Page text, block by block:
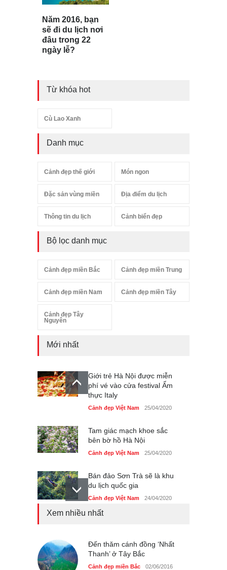
Năm 2016, bạn
sẽ đi du lịch nơi
đâu trong 22
ngày lễ?
Từ khóa hot
Cù Lao Xanh
Danh mục
Cảnh đẹp thế giới Món ngon
Đặc sản vùng miền Địa điểm du lịch
Thông tin du lịch Cảnh biển đẹp
Bộ lọc danh mục
Cảnh đẹp miền Bắc Cảnh đẹp miền Trung
Cảnh đẹp miền Nam Cảnh đẹp miền Tây
Cảnh đẹp Tây
Nguyên
Mới nhất
Giới trẻ Hà Nội được miễn
phí vé vào cửa festival Ẩm
thực Italy
Cảnh đẹp Việt Nam 25/04/2020
Tam giác mạch khoe sắc
bên bờ hồ Hà Nội
Cảnh đẹp Việt Nam 25/04/2020
Bán đảo Sơn Trà sẽ là khu
du lịch quốc gia
Cảnh đẹp Việt Nam 24/04/2020
Cảnh đẹp Việt Nam 25/04/2020
Nhiều hoạt động tôn vinh
Xem nhiều nhất
Đến thăm cánh đồng ‘Nhất
Thanh’ ở Tây Bắc
Cảnh đẹp miền Bắc 02/06/2016